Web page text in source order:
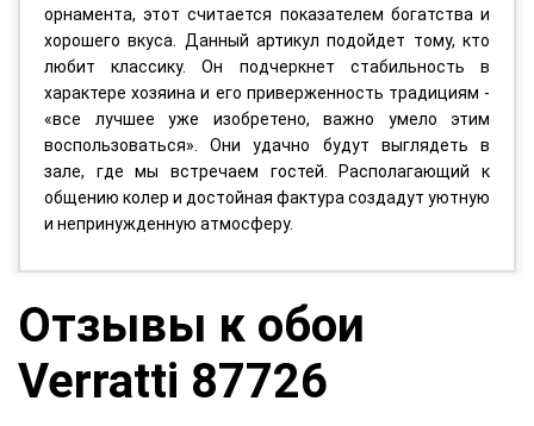
орнамента, этот считается показателем богатства и
хорошего вкуса. Данный артикул подойдет тому, кто
любит классику. Он подчеркнет стабильность в
характере хозяина и его приверженность традициям -
«все лучшее уже изобретено, важно умело этим
воспользоваться». Они удачно будут выглядеть в
зале, где мы встречаем гостей. Располагающий к
общению колер и достойная фактура создадут уютную
и непринужденную атмосферу.
Отзывы к обои
Verratti 87726